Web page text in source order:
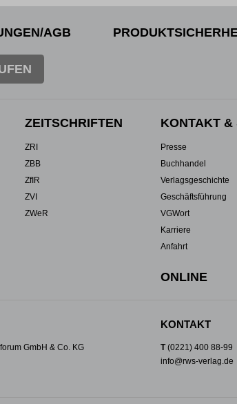
AGB
ZEITSCHRIFTEN
ZRI
ZBB
ZfIR
ZVI
ZWeR
KONTAKT &
Presse
Buchhandel
Verlagsgeschichte
Geschäftsführung
VGWort
Karriere
Anfahrt
ONLINE
GmbH & Co. KG
KONTAKT
T(0221) 400 88-99
info@rws-verlag.de